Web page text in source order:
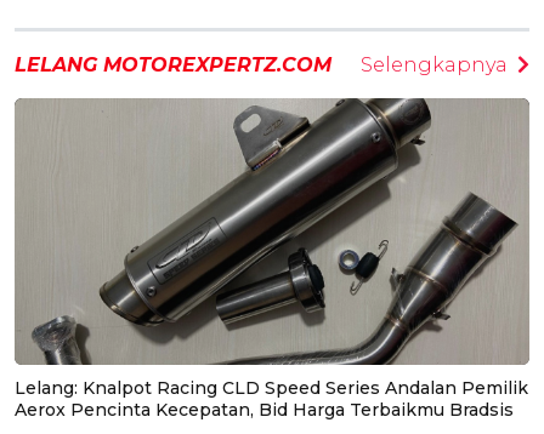
LELANG MOTOREXPERTZ.COM Selengkapnya
Lelang: Knalpot Racing CLD Speed Series Andalan Pemilik
Aerox Pencinta Kecepatan, Bid Harga Terbaikmu Bradsis